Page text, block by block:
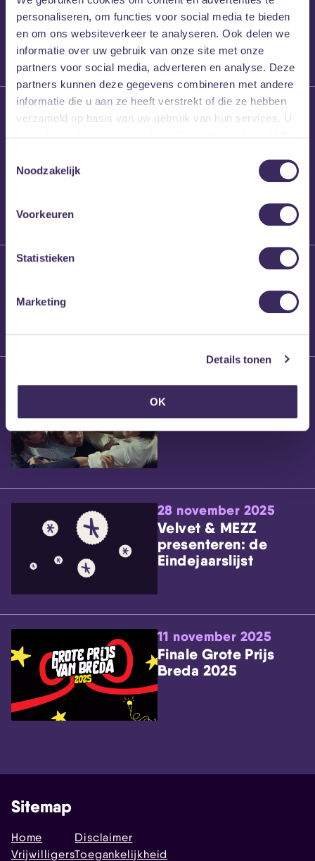
personaliseren, om functies voor social media te bieden
en om ons websiteverkeer te analyseren. Ook delen we
informatie over uw gebruik van onze site met onze
partners voor social media, adverteren en analyse. Deze
partners kunnen deze gegevens combineren met andere
informatie die u aan ze heeft verstrekt of die ze hebben
verzameld op basis van uw gebruik van hun services. U
Noodzakelijk
Voorkeuren
Statistieken
Marketing
Details tonen
OK
Frans Kalf
26 maart 2026
Willem’s Blog: High
Brennt Vanneste
Willem’s Blog: Ão
28 november 2025
Velvet & MEZZ
presenteren: de
Eindejaarslijst
11 november 2025
Finale Grote Prijs
Breda 2025
Sitemap
Home
Vrijwilligers
Disclaimer
Toegankelijkheid